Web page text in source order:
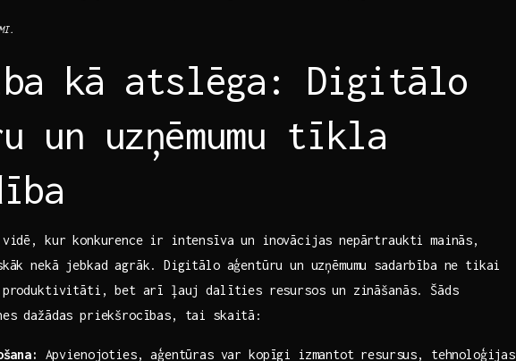
kā atslēga: Digitālo
un uzņēmumu tīkla
kur konkurence ir intensīva un inovācijas nepārtraukti mainās,
nekā jebkad agrāk. ⁤Digitālo aģentūru un​ uzņēmumu sadarbība ne tikai‌
produktivitāti, bet arī ļauj dalīties resursos un zināšanās. Šāds⁢
dažādas priekšrocības, tai skaitā:
Apvienojoties, aģentūras var kopīgi izmantot resursus, tehnoloģijas